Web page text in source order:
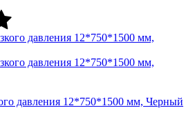
давления 12*750*1500 мм, Черный